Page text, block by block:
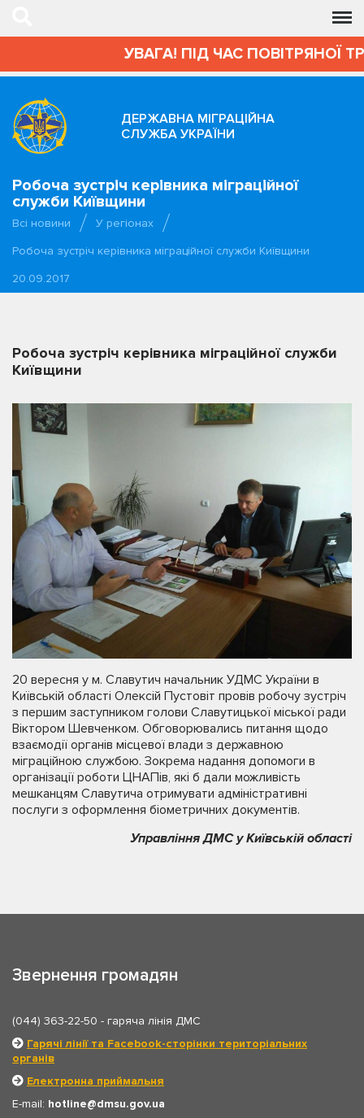
УВАГА! ПІД ЧАС ПОВІТРЯНОЇ
ДЕРЖАВНА МІГРАЦІЙНА
СЛУЖБА УКРАЇНИ
Робоча зустріч керівника міграційної
служби Київщини
Всі новини
У регіонах
Робоча зустріч керівника міграційної служби Київщини
20.09.2017
Робоча зустріч керівника міграційної служби
Київщини
20 вересня у м. Славутич начальник УДМС України в
Київській області Олексій Пустовіт провів робочу зустріч
з першим заступником голови Славутицької міської ради
Віктором Шевченком. Обговорювались питання щодо
взаємодії органів місцевої влади з державною
міграційною службою. Зокрема надання допомоги в
організації роботи ЦНАПів, які б дали можливість
мешканцям Славутича отримувати адміністративні
послуги з оформлення біометричних документів.
Управління ДМС у Київській області
Звернення громадян
(044) 363-22-50 - гаряча лінія ДМС
Гарячі лінії та Facebook-сторінки територіальних
органів
Електронна приймальня
E-mail: hotline
dmsu.gov.ua